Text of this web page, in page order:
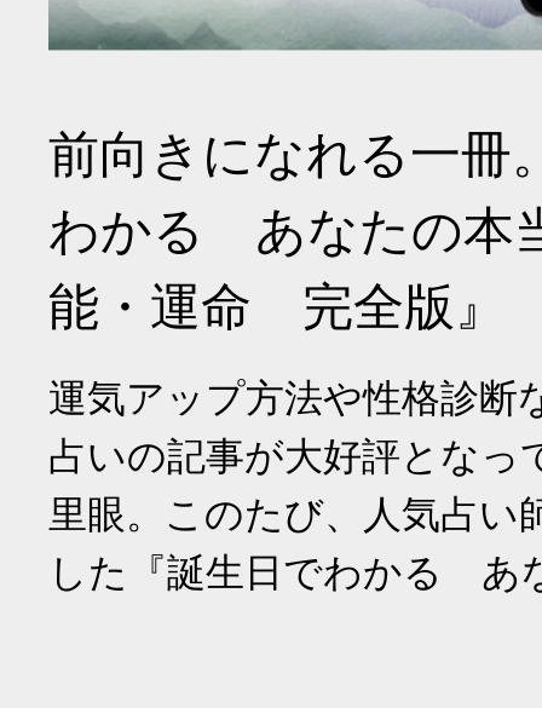
前向きになれる一冊
わかる あなたの本
能・運命 完全版』
運気アップ方法や性格診断
占いの記事が大好評となっ
里眼。このたび、人気占い
した『誕生日でわかる あ